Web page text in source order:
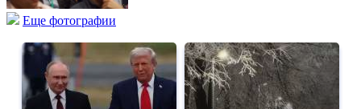
Еще фотографии